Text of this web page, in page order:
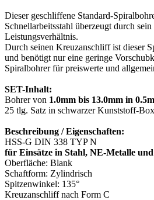
Dieser geschliffene Standard-
Schnellarbeitsstahl überzeugt durch
Leistungsverhältnis.
Durch seinen Kreuzanschliff ist dieser
und benötigt nur eine geringe
Spiralbohrer für preiswerte und
SET-Inhalt:
Bohrer von 1.0mm bis 13.0mm in
25 tlg. Satz in schwarzer Kunststoff-Box
Beschreibung / Eigenschaften:
HSS-G DIN 338 TYP N
für Einsätze in Stahl, NE-Metalle
Oberfläche: Blank
Schaftform: Zylindrisch
Spitzenwinkel: 135°
Kreuzanschliff nach Form C